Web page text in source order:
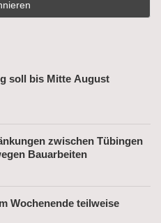
soll bis Mitte August
zwischen Tübingen
Bauarbeiten
Wochenende teilweise